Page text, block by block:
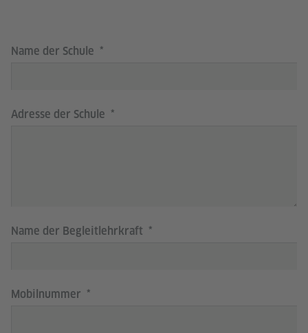
Name der Schule
Adresse der Schule
Name der Begleitlehrkraft
Mobilnummer